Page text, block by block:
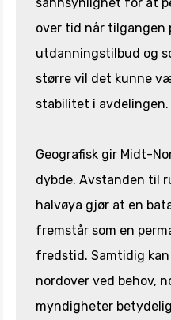
over tid når tilgangen
utdanningstilbud og
større vil det kunne
stabilitet i avdelingen.
Geografisk gir Midt-
dybde. Avstanden til
halvøya gjør at en
fremstår som en
fredstid. Samtidig
nordover ved behov,
myndigheter